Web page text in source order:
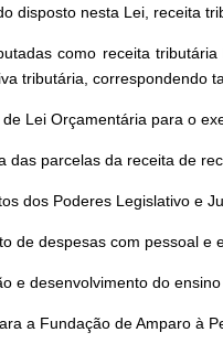
disposto nesta Lei, receita
como receita
tributária, correspondendo
Lei Orçamentária para o
das parcelas da receita de
dos Poderes Legislativo e
de despesas com pessoal e
e desenvolvimento do
a Fundação de Amparo à